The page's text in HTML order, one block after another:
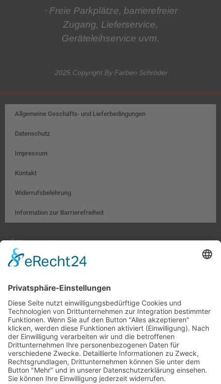
⋅ Freie Parkplätze, barrierefreier
Zugang, Lieferservice,
Geräteleihservice uvm.
2025 Copyright By Farben Schröder
Allgemeine Geschäfts- und Lieferbedingungen
Datenschutz
Impressum
Kontakt
Widerrufsbelehrung
Information zur Barrierefreiheit
Öffnungszeiten:
Mo. – Fr. 8:00 – 18:00 Uhr
Sa. 9:00 – 13:00 Uhr
Hobby- und Künstlerbedarf:
Mo., Mi., Fr. 10:00 – 15:00 Uhr
Di., Do. 13:00 – 18:00 Uhr
Sa. 9:00 – 12:00 Uhr